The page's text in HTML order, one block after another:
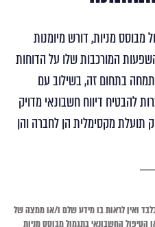
מבוסס מניות, דורש מיומנות
המורכבות שלו על הדוחות
בתחום זה, בשילוב עם
להבטיח דיווח חשבונאי מדויק
תועלת מקסימלית הן לחברה והן
ואין לראות בו מידע שלם ו/או ממצה של
הטיפול החשבונאי בתגמול מבוסס מניות